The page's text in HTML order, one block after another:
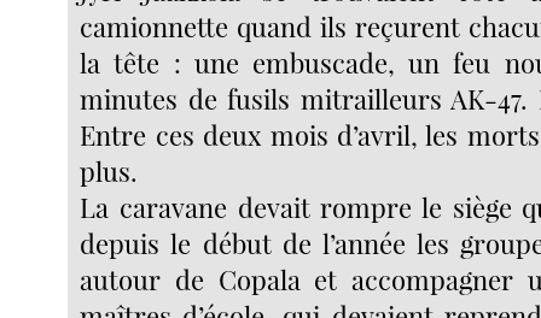
camionnette quand ils reçurent
la tête : une embuscade, un feu
minutes de fusils mitrailleurs AK-47.
Entre ces deux mois d’avril, les
plus.
La caravane devait rompre le siège
depuis le début de l’année les
autour de Copala et accompagner